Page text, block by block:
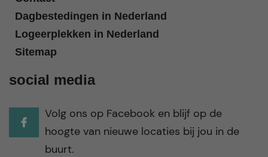
Dagbestedingen in Nederland
Logeerplekken in Nederland
Sitemap
social media
Volg ons op Facebook en blijf op de
hoogte van nieuwe locaties bij jou in de
buurt.